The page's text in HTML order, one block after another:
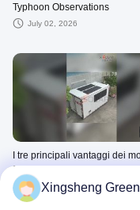
Typhoon Observations
July 02, 2026
I tre principali vantaggi dei
flessibili
June 12, 2026
Xingsheng